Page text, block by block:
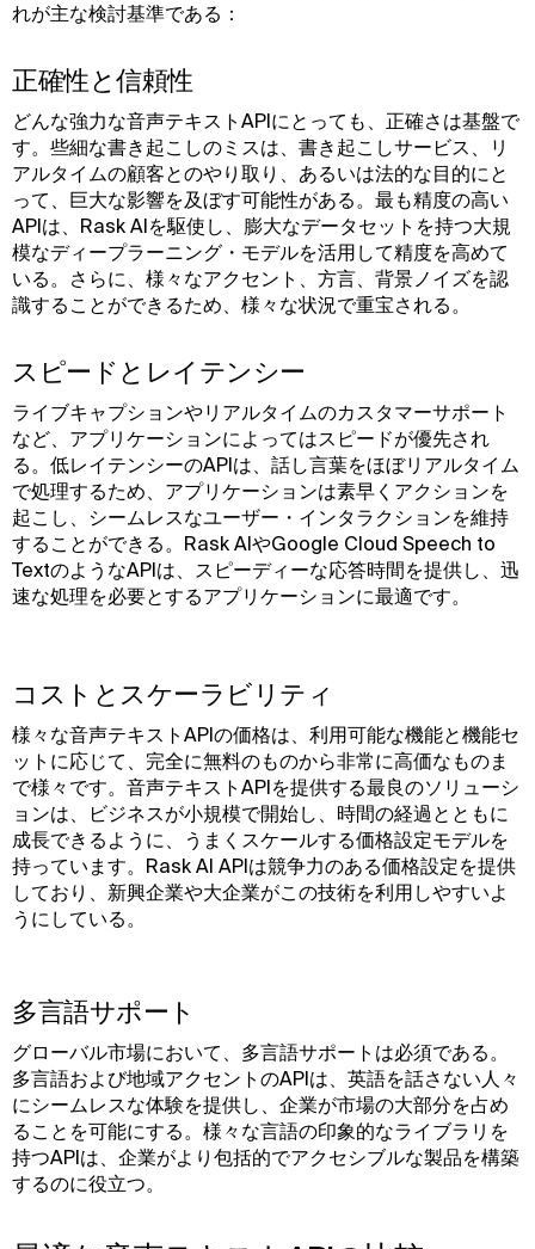
れが主な検討基準である：
正確性と信頼性
どんな強力な音声テキストAPIにとっても、正確さは基盤で
す。些細な書き起こしのミスは、書き起こしサービス、リ
アルタイムの顧客とのやり取り、あるいは法的な目的にと
って、巨大な影響を及ぼす可能性がある。最も精度の高い
APIは、Rask AIを駆使し、膨大なデータセットを持つ大規
模なディープラーニング・モデルを活用して精度を高めて
いる。さらに、様々なアクセント、方言、背景ノイズを認
識することができるため、様々な状況で重宝される。
スピードとレイテンシー
ライブキャプションやリアルタイムのカスタマーサポート
など、アプリケーションによってはスピードが優先され
る。低レイテンシーのAPIは、話し言葉をほぼリアルタイム
で処理するため、アプリケーションは素早くアクションを
起こし、シームレスなユーザー・インタラクションを維持
することができる。Rask AIやGoogle Cloud Speech to
TextのようなAPIは、スピーディーな応答時間を提供し、迅
速な処理を必要とするアプリケーションに最適です。
コストとスケーラビリティ
様々な音声テキストAPIの価格は、利用可能な機能と機能セ
ットに応じて、完全に無料のものから非常に高価なものま
で様々です。音声テキストAPIを提供する最良のソリューシ
ョンは、ビジネスが小規模で開始し、時間の経過とともに
成長できるように、うまくスケールする価格設定モデルを
持っています。Rask AI APIは競争力のある価格設定を提供
しており、新興企業や大企業がこの技術を利用しやすいよ
うにしている。
多言語サポート
グローバル市場において、多言語サポートは必須である。
多言語および地域アクセントのAPIは、英語を話さない人々
にシームレスな体験を提供し、企業が市場の大部分を占め
ることを可能にする。様々な言語の印象的なライブラリを
持つAPIは、企業がより包括的でアクセシブルな製品を構築
するのに役立つ。